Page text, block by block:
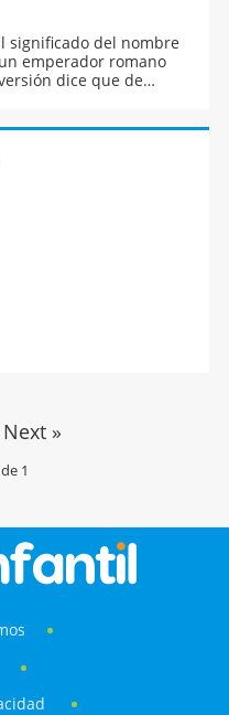
significado del nombre
emperador romano
dice que de
Next »
1